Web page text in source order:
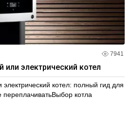
7941
или электрический котел
электрический котел: полный гид для
переплачиватьВыбор котла